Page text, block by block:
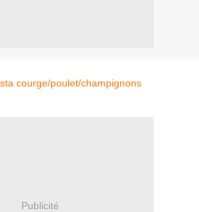
Publicité